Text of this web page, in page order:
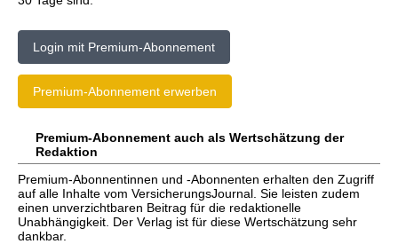
Login mit Premium-Abonnement
Premium-Abonnement erwerben
Premium-Abonnement auch als Wertschätzung der
Redaktion
Premium-Abonnentinnen und -Abonnenten erhalten den Zugriff
auf alle Inhalte vom VersicherungsJournal. Sie leisten zudem
einen unverzichtbaren Beitrag für die redaktionelle
Unabhängigkeit. Der Verlag ist für diese Wertschätzung sehr
dankbar.